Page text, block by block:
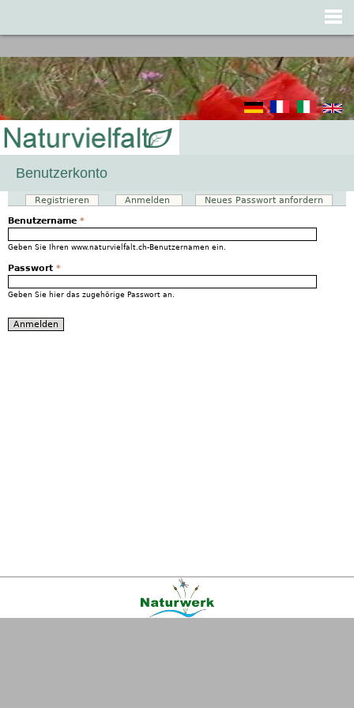
Benutzerkonto
Haupt-Reiter
Registrieren Anmelden (aktiver Reiter)
Neues Passwort anfordern
Benutzername *
Geben Sie Ihren www.naturvielfalt.ch-Benutzernamen ein.
Passwort *
Geben Sie hier das zugehörige Passwort an.
|AGB|